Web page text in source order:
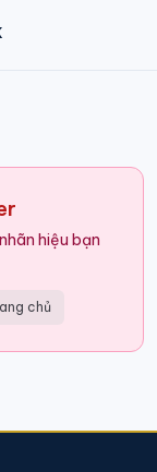
hiệu bạn
chủ